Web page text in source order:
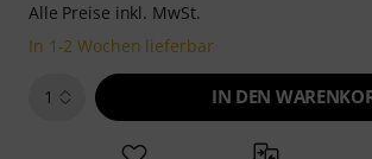
Alle Preise inkl. MwSt.
In 1-2 Wochen lieferbar
1 IN DEN